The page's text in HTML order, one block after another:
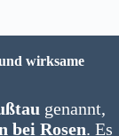
wirksame
genannt,
bei Rosen. Es